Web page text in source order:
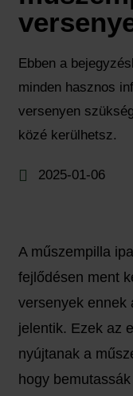
Ebben a
minden hasznos
versenyen
közé kerülhetsz.
2025-01-06
A műszempilla
fejlődésen ment
versenyek ennek
jelentik. Ezek az
nyújtanak a
hogy